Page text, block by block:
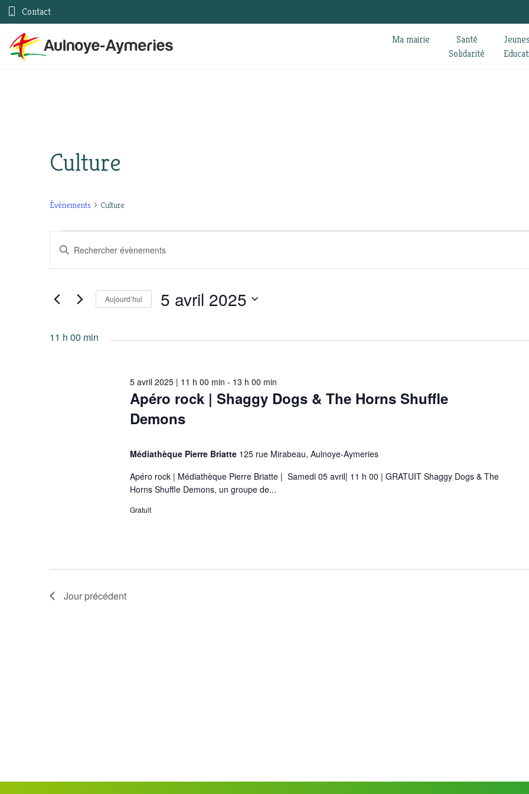
Contact
Ma mairie
Santé
Solidarité
Culture
Évènements Culture
Évènements
for
avril
2025
Recherche
et
navigation
de
vues
Saisir
clé.
Évènements
clé.
Aujourd’hui 5 avril 2025
date.
11 h 00 min
Apéro rock | Shaggy Dogs & The Horns Shuffle
Demons
5 avril 2025 | 11 h 00 min - 13 h 00 min
Médiathèque Pierre Briatte 125 rue Mirabeau, Aulnoye-Aymeries
Apéro rock | Médiathèque Pierre Briatte | Samedi 05 avril| 11 h 00 | GRATUIT Shaggy Dogs & The
Horns Shuffle Demons, un groupe de...
Gratuit
Jour précédent